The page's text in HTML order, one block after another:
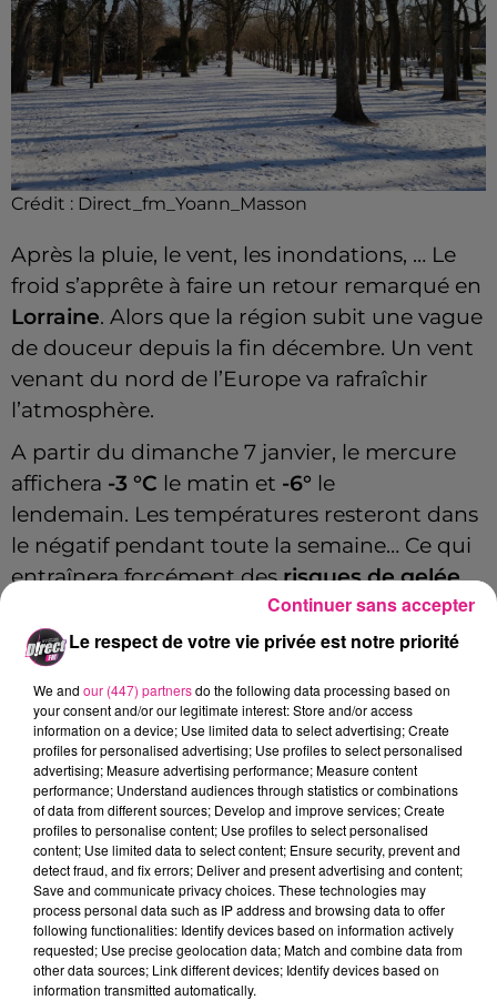
Crédit : Direct_fm_Yoann_Masson
Après la pluie, le vent, les inondations, … Le
froid s’apprête à faire un retour remarqué en
Lorraine. Alors que la région subit une vague
de douceur depuis la fin décembre. Un vent
venant du nord de l’Europe va rafraîchir
l’atmosphère.
A partir du dimanche 7 janvier, le mercure
affichera -3 °C le matin et -6° le
lendemain. Les températures resteront dans
le négatif pendant toute la semaine… Ce qui
entraînera forcément desrisques de gelée.
Mais il est encore trop tôt pour parler de
"vague de froid"?
Quelques flocons pourront aussi tomber sur
les massifs lorrains dès ce week-end.
Cet élément est masqué compte-tenu du refus
du dépôt de cookies que vous avez exprimé. Si
vous souhaitez l'afficher, merci de nous donner
votre accord en cliquant sur le bouton ci-
dessous.
Afficher l'élément
Le respect de votre vie privée est notre priorité
We and our (447) partnersdo the following data processing based on
your consent and/or our legitimate interest: Store and/or access
information on a device; Use limited data to select advertising; Create
profiles for personalised advertising; Use profiles to select personalised
advertising; Measure advertising performance; Measure content
performance; Understand audiences through statistics or combinations
of data from different sources; Develop and improve services; Create
profiles to personalise content; Use profiles to select personalised
content; Use limited data to select content; Ensure security, prevent and
detect fraud, and fix errors; Deliver and present advertising and content;
Save and communicate privacy choices. These technologies may
process personal data such as IP address and browsing data to offer
following functionalities: Identify devices based on information actively
requested; Use precise geolocation data; Match and combine data from
other data sources; Link different devices; Identify devices based on
information transmitted automatically.
Continuer sans accepter